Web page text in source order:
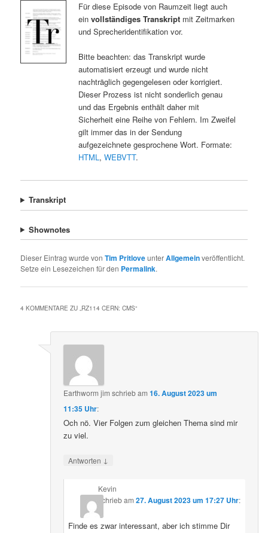
Für diese Episode von Raumzeit liegt auch
ein vollständiges Transkriptmit Zeitmarken
und Sprecheridentifikation vor.
Bitte beachten: das Transkript wurde
automatisiert erzeugt und wurde nicht
nachträglich gegengelesen oder korrigiert.
Dieser Prozess ist nicht sonderlich genau
und das Ergebnis enthält daher mit
Sicherheit eine Reihe von Fehlern. Im Zweifel
gilt immer das in der Sendung
aufgezeichnete gesprochene Wort. Formate:
HTML, WEBVTT.
Transkript
Shownotes
Dieser Eintrag wurde vonTim PritloveunterAllgemeinveröffentlicht.
Setze ein Lesezeichen für den Permalink.
4 KOMMENTARE ZU „ RZ114 CERN: CMS“
Earthworm jim schriebam16. August 2023 um
11:35 Uhr:
Och nö. Vier Folgen zum gleichen Thema sind mir
zu viel.
Antworten ↓
Kevin
schriebam 27. August 2023 um 17:27 Uhr:
Finde es zwar interessant, aber ich stimme Dir